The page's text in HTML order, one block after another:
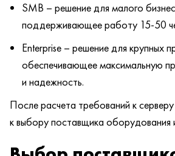
SMB – решение для малого
поддерживающее работу 15-50
Enterprise – решение для крупных
обеспечивающее максимальную
и надежность.
После расчета требований к
к выбору поставщика оборудования